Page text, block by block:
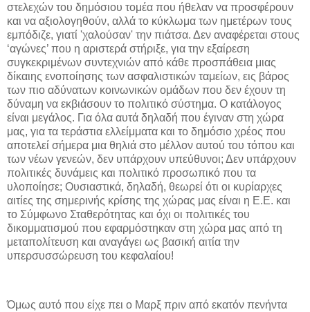
στελεχών του δημόσιου τομέα που ήθελαν να προσφέρουν
και να αξιολογηθούν, αλλά το κύκλωμα των ημετέρων τους
εμπόδιζε, γιατί 'χαλούσαν' την πιάτσα. Δεν αναφέρεται στους
‘αγώνες’ που η αριστερά στήριξε, για την εξαίρεση
συγκεκριμένων συντεχνιών από κάθε προσπάθεια μιας
δίκαιης ενοποίησης των ασφαλιστικών ταμείων, εις βάρος
των πιο αδύνατων κοινωνικών ομάδων που δεν έχουν τη
δύναμη να εκβιάσουν το πολιτικό σύστημα. Ο κατάλογος
είναι μεγάλος. Για όλα αυτά δηλαδή που έγιναν στη χώρα
μας, για τα τεράστια ελλείμματα και το δημόσιο χρέος που
αποτελεί σήμερα μια θηλιά στο μέλλον αυτού του τόπου και
των νέων γενεών, δεν υπάρχουν υπεύθυνοι; Δεν υπάρχουν
πολιτικές δυνάμεις και πολιτικό προσωπικό που τα
υλοποίησε; Ουσιαστικά, δηλαδή, θεωρεί ότι οι κυρίαρχες
αιτίες της σημερινής κρίσης της χώρας μας είναι η Ε.Ε. και
το Σύμφωνο Σταθερότητας και όχι οι πολιτικές του
δικομματισμού που εφαρμόστηκαν στη χώρα μας από τη
μεταπολίτευση και αναγάγει ως βασική αιτία την
υπερσυσσώρευση του κεφαλαίου!
Όμως αυτό που είχε πει ο Μαρξ πριν από εκατόν πενήντα